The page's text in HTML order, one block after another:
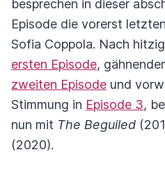
besprechen in dieser
Episode die vorerst
Sofia Coppola. Nach
ersten Episode,
zweiten Episode und
Stimmung in Episode 3,
nun mit The Beguiled
(2020).